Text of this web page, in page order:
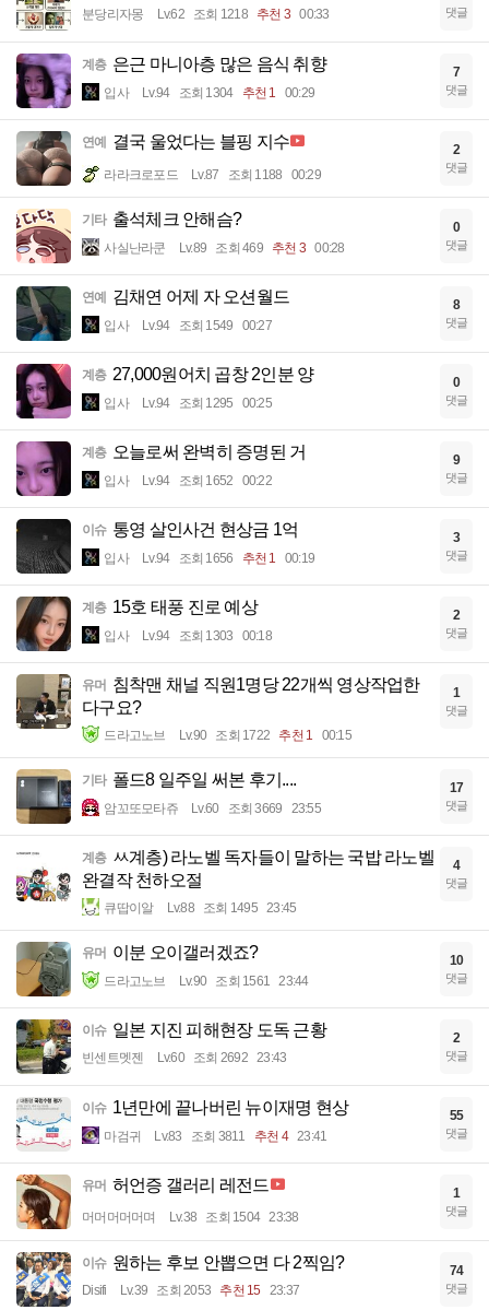
분당리자몽 Lv.62 조회 1218 추천 3 00:33 댓글
계층 은근 마니아층 많은 음식 취향
입사 Lv.94 조회 1304 추천 1 00:29
7
댓글
연예 결국 울었다는 블핑 지수
라라크로포드 Lv.87 조회 1188 00:29
2
댓글
기타 출석체크 안해슴?
사실난라쿤 Lv.89 조회 469 추천 3 00:28
0
댓글
연예 김채연 어제 자 오션월드
입사 Lv.94 조회 1549 00:27
8
댓글
계층 27,000원어치 곱창 2인분 양
입사 Lv.94 조회 1295 00:25
0
댓글
계층 오늘로써 완벽히 증명된 거
입사 Lv.94 조회 1652 00:22
9
댓글
이슈 통영 살인사건 현상금 1억
입사 Lv.94 조회 1656 추천 1 00:19
3
댓글
계층 15호 태풍 진로 예상
입사 Lv.94 조회 1303 00:18
2
댓글
유머 침착맨 채널 직원1명당 22개씩 영상작업한
다구요?
드라고노브 Lv.90 조회 1722 추천 1 00:15
1
댓글
기타 폴드8 일주일 써본 후기....
암꼬또모타쥬 Lv.60 조회 3669 23:55
17
댓글
계층 ㅆ계층) 라노벨 독자들이 말하는 국밥 라노벨
완결작 천하오절
큐땁이알 Lv.88 조회 1495 23:45
4
댓글
유머 이분 오이갤러겠죠?
드라고노브 Lv.90 조회 1561 23:44
10
댓글
이슈 일본 지진 피해현장 도독 근황
빈센트멧젠 Lv.60 조회 2692 23:43
2
댓글
이슈 1년만에 끝나버린 뉴이재명 현상
마검귀 Lv.83 조회 3811 추천 4 23:41
55
댓글
유머 허언증 갤러리 레전드
머머머머머며 Lv.38 조회 1504 23:38
1
댓글
이슈 원하는 후보 안뽑으면 다 2찍임?
Disifi Lv.39 조회 2053 추천 15 23:37
74
댓글